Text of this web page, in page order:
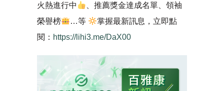
火熱進行中
、推薦獎金達成名單、領袖
榮譽榜
…等
掌握最新訊息，立即點
閱： https://lihi3.me/DaX00